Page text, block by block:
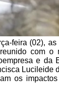
feira (02),
com o
e da
Lucileide
os